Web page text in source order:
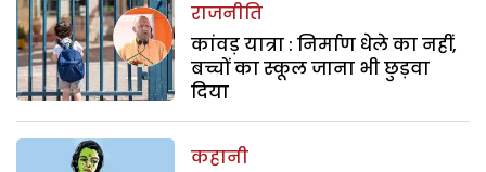
राजनीति
कांवड़ यात्रा : निर्माण धेले का नहीं,
बच्चों का स्कूल जाना भी छुड़वा
दिया
कहानी